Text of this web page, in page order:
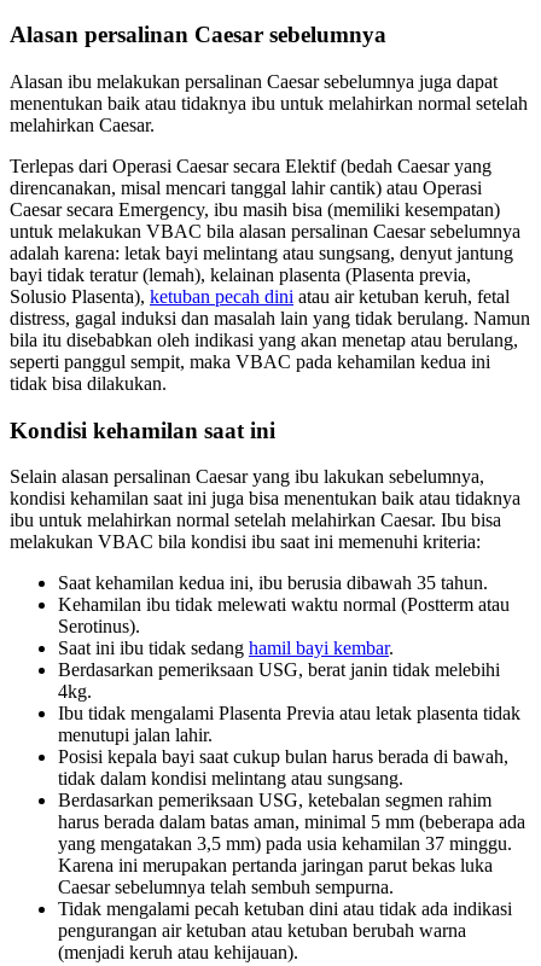
Alasan persalinan Caesar sebelumnya
Alasan ibu melakukan persalinan Caesar sebelumnya juga dapat
menentukan baik atau tidaknya ibu untuk melahirkan normal setelah
melahirkan Caesar.
Terlepas dari Operasi Caesar secara Elektif (bedah Caesar yang
direncanakan, misal mencari tanggal lahir cantik) atau Operasi
Caesar secara Emergency, ibu masih bisa (memiliki kesempatan)
untuk melakukan VBAC bila alasan persalinan Caesar sebelumnya
adalah karena: letak bayi melintang atau sungsang, denyut jantung
bayi tidak teratur (lemah), kelainan plasenta (Plasenta previa,
Solusio Plasenta), ketuban pecah dini atau air ketuban keruh, fetal
distress, gagal induksi dan masalah lain yang tidak berulang. Namun
bila itu disebabkan oleh indikasi yang akan menetap atau berulang,
seperti panggul sempit, maka VBAC pada kehamilan kedua ini
tidak bisa dilakukan.
Kondisi kehamilan saat ini
Selain alasan persalinan Caesar yang ibu lakukan sebelumnya,
kondisi kehamilan saat ini juga bisa menentukan baik atau tidaknya
ibu untuk melahirkan normal setelah melahirkan Caesar. Ibu bisa
melakukan VBAC bila kondisi ibu saat ini memenuhi kriteria:
Saat kehamilan kedua ini, ibu berusia dibawah 35 tahun.
Kehamilan ibu tidak melewati waktu normal (Postterm atau
Serotinus).
Saat ini ibu tidak sedang hamil bayi kembar.
Berdasarkan pemeriksaan USG, berat janin tidak melebihi
4kg.
Ibu tidak mengalami Plasenta Previa atau letak plasenta tidak
menutupi jalan lahir.
Posisi kepala bayi saat cukup bulan harus berada di bawah,
tidak dalam kondisi melintang atau sungsang.
Berdasarkan pemeriksaan USG, ketebalan segmen rahim
harus berada dalam batas aman, minimal 5 mm (beberapa ada
yang mengatakan 3,5 mm) pada usia kehamilan 37 minggu.
Karena ini merupakan pertanda jaringan parut bekas luka
Caesar sebelumnya telah sembuh sempurna.
Tidak mengalami pecah ketuban dini atau tidak ada indikasi
pengurangan air ketuban atau ketuban berubah warna
(menjadi keruh atau kehijauan).